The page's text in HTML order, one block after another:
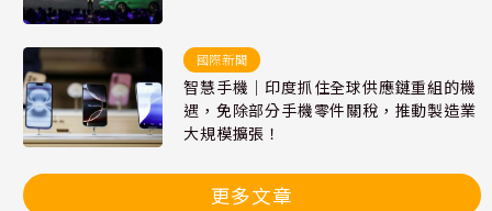
國際新聞
智慧手機｜印度抓住全球供應鏈重組的機
遇，免除部分手機零件關稅，推動製造業
大規模擴張！
更多文章